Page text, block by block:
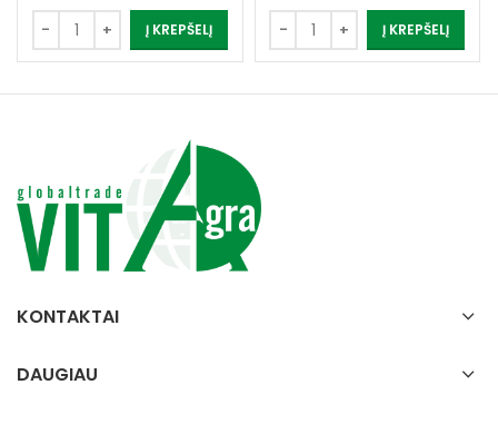
Į KREPŠELĮ Į KREPŠELĮ
KONTAKTAI
DAUGIAU